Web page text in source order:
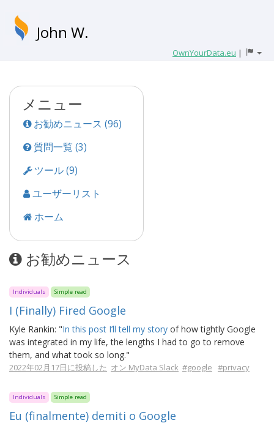
John W.
OwnYourData.eu |
メニュー
お勧めニュース (96)
質問一覧 (3)
ツール (9)
ユーザーリスト
ホーム
お勧めニュース
Individuals Simple read
I (Finally) Fired Google
Kyle Rankin: "In this post I’ll tell my story of how tightly Google
was integrated in my life, the lengths I had to go to remove
them, and what took so long."
2022年02月17日に投稿した オン MyData Slack #google #privacy
Individuals Simple read
Eu (finalmente) demiti o Google